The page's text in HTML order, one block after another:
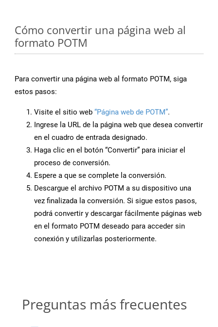
Cómo convertir una página web al
formato POTM
Para convertir una página web al formato POTM, siga
estos pasos:
Visite el sitio web “Página web de POTM”.
Ingrese la URL de la página web que desea convertir
en el cuadro de entrada designado.
Haga clic en el botón “Convertir” para iniciar el
proceso de conversión.
Espere a que se complete la conversión.
Descargue el archivo POTM a su dispositivo una
vez finalizada la conversión. Si sigue estos pasos,
podrá convertir y descargar fácilmente páginas web
en el formato POTM deseado para acceder sin
conexión y utilizarlas posteriormente.
Preguntas más frecuentes